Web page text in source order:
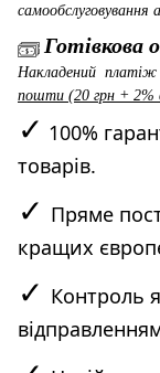
самообслуговування
Готівкова
Накладений
пошти (20 грн + 2%
✓ 100%
товарів.
✓ Пряме
кращих
✓ Контроль